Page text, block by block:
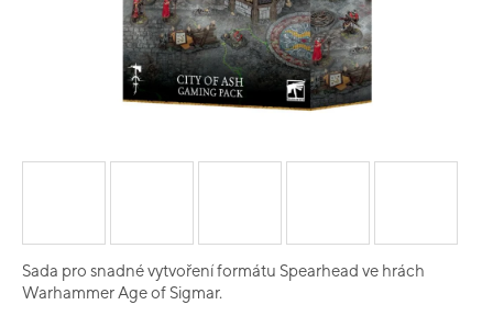
Sada pro snadné vytvoření formátu Spearhead ve hrách
Warhammer Age of Sigmar.